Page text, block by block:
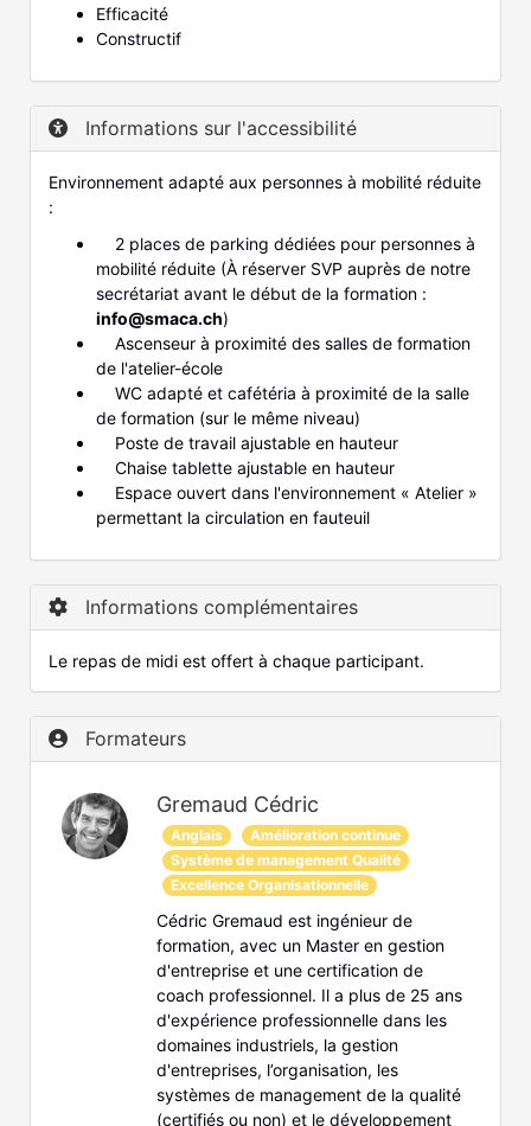
Efficacité
Constructif
Informations sur l'accessibilité
Environnement adapté aux personnes à mobilité réduite
:
2 places de parking dédiées pour personnes à
mobilité réduite (À réserver SVP auprès de notre
secrétariat avant le début de la formation :
info@smaca.ch)
Ascenseur à proximité des salles de formation
de l'atelier-école
WC adapté et cafétéria à proximité de la salle
de formation (sur le même niveau)
Poste de travail ajustable en hauteur
Chaise tablette ajustable en hauteur
Espace ouvert dans l'environnement « Atelier »
permettant la circulation en fauteuil
Informations complémentaires
Le repas de midi est offert à chaque participant.
Formateurs
Gremaud Cédric
Anglais
Amélioration continue
Système de management Qualité
Excellence Organisationnelle
Cédric Gremaud est ingénieur de
formation, avec un Master en gestion
d'entreprise et une certification de
coach professionnel. Il a plus de 25 ans
d'expérience professionnelle dans les
domaines industriels, la gestion
d'entreprises, l’organisation, les
systèmes de management de la qualité
(certifiés ou non) et le développement